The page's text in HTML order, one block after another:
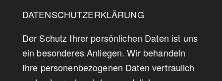
DATENSCHUTZERKLÄRUNG
Der Schutz Ihrer persönlichen Daten ist uns
ein besonderes Anliegen. Wir behandeln
Ihre personenbezogenen Daten vertraulich